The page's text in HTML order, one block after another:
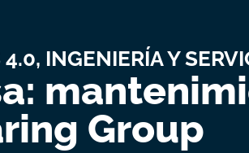
INGENIERÍA Y
Group